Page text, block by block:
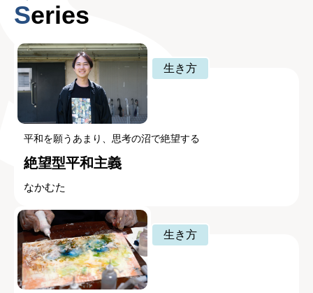
Series
生き方
平和を願うあまり、思考の沼で絶望する
絶望型平和主義
なかむた
生き方